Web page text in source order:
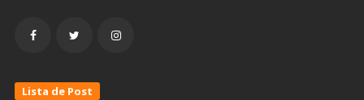
Lista de Post